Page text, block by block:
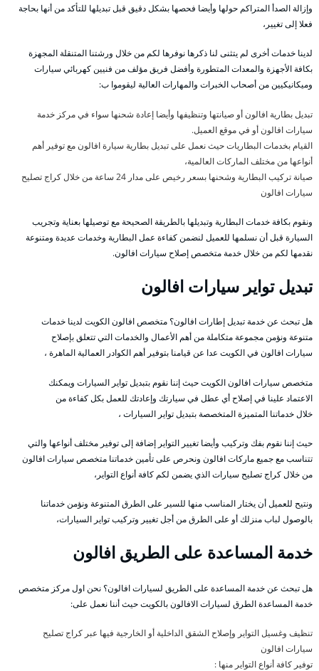
وإزالة الصدأ المتراكم حولها وأيضا فحصها بشكل دقيق قبل تبديلها للتأكد من أنها بحاجة
فعلا إلى تغيير،
لدينا خدمات أخرى لم يتثنى لنا ذكرها نوفرها لكم من خلال ورشتنا المتنقلة المجهزة
بكافة الأجهزة والمعدات المتطورة وأفضل فريق مؤلف من فنيين كهربائي سيارات
وميكانيكيين من أصحاب الخبرات والمهارات العالية ليقوموا ب:
تبديل بطارية افالون أو صيانتها وتنظيفها وأيضا إعادة شحنها سواء في مركز خدمة
سيارات افالون أو في موقع العميل.
القيام بخدمات البطاريات حيث نعمل على تبديل بطارية سيارة افالون مع توفير أهم
أنواعها من مختلف الماركات العالمية،
صيانة تركيب البطارية وشحنها بسعر رخيص على مدار 24 ساعة من خلال كراج تصليح
سيارات افالون
ونقوم بكافة خدمات البطارية وتبديلها بالطريقة الصحيحة مع توصيلها بعناية وتجريب
السيارة قبل أن نسلمها للعميل لنضمن كفاءة عمل البطارية وخدمات عديدة ومتنوعة
نقدمها لكم من خلال خدمة متخصص إصلاح سيارات افالون.
تبديل تواير سيارات افالون
هل تبحث عن خدمة تبديل إطارات افالون؟ متخصص افالون الكويت لدينا خدمات
متنوعة ونؤمن مجموعة متكاملة من أهم الأعمال والخدمات التي تتعلق بإصلاح
سيارات افالون في الكويت عدا عن قيامنا بتوفير أهم الكوادر العمالية الماهرة ،
متخصص سيارات افالون الكويت حيث إننا نقوم بتبديل تواير السيارات ويمكنك
الاعتماد علينا في إصلاح أي عطل في سيارتك وإعادتك للعمل بكل كفاءة من
خلال خدماتنا المتميزة المتخصصة بتبديل تواير السيارات ،
حيث إننا نقوم بفك وتركيب وأيضا تغيير التواير إضافة إلى توفير مختلف أنواعها والتي
تتناسب مع جميع ماركات افالون ونحرص على تأمين خدماتنا متخصص سيارات افالون
من خلال كراج تصليح سيارات الذي يضمن لكم كافة أنواع التواير،
ونتيح للعميل أن يختار المناسب منها للسير على الطرق المتنوعة ونؤمن خدماتنا
بالوصول لباب منزلك أو على الطرق من أجل تغيير وتركيب تواير السيارات،
خدمة المساعدة على الطريق افالون
هل تبحث عن خدمة المساعدة على الطريق لسيارات افالون؟ نحن اول مركز متخصص
خدمة المساعدة الطرق لسيارات الافالون بالكويت حيث أننا نعمل على:
تنظيف وغسيل التواير وإصلاح الشقق الداخلية أو الخارجية فيها عبر كراج تصليح
سيارات افالون
توفير كافة أنواع التواير منها :